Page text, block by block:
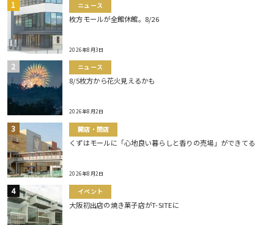
ニュース
枚方モールが全館休館。8/26
2026年8月3日
ニュース
8/5枚方から花火見えるかも
2026年8月2日
開店・閉店
くずはモールに「心地良い暮らしと香りの売場」ができてる
2026年8月2日
イベント
大阪初出店の焼き菓子店がT-SITEに